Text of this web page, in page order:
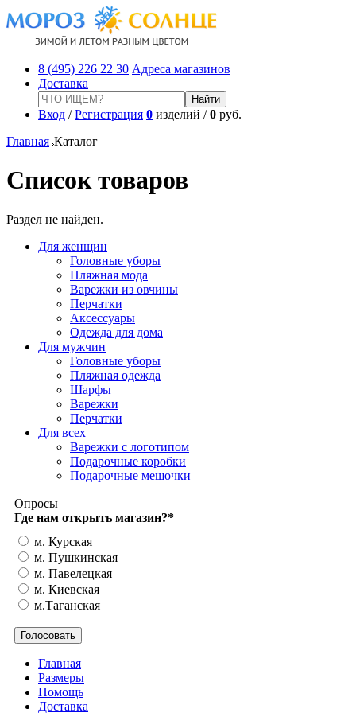
8 (495) 226 22 30 Адреса магазинов
Доставка
Вход /Регистрация 0 изделий /0 руб.
Главная Каталог
Список товаров
Раздел не найден.
Для женщин
Головные уборы
Пляжная мода
Варежки из овчины
Перчатки
Аксессуары
Одежда для дома
Для мужчин
Головные уборы
Пляжная одежда
Шарфы
Варежки
Перчатки
Для всех
Варежки с логотипом
Подарочные коробки
Подарочные мешочки
Опросы
Где нам открыть магазин?*
м. Курская
м. Пушкинская
м. Павелецкая
м. Киевская
м.Таганская
Главная
Размеры
Помощь
Доставка